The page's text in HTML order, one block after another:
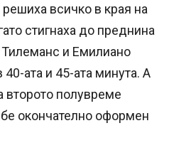
всичко в края на
стигнаха до преднина
и Емилиано
ата и 45-ата минута. А
второто полувреме
окончателно оформен